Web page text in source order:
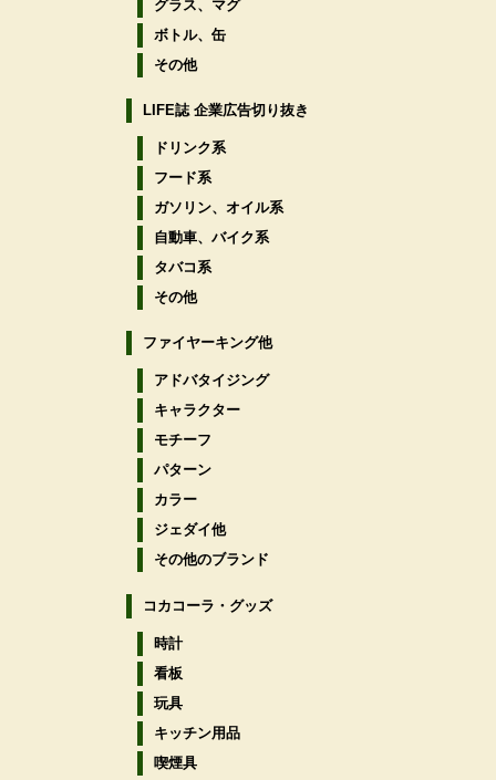
グラス、マグ
ボトル、缶
その他
LIFE誌 企業広告切り抜き
ドリンク系
フード系
ガソリン、オイル系
自動車、バイク系
タバコ系
その他
ファイヤーキング他
アドバタイジング
キャラクター
モチーフ
パターン
カラー
ジェダイ他
その他のブランド
コカコーラ・グッズ
時計
看板
玩具
キッチン用品
喫煙具